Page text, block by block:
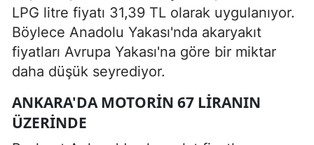
LPG litre fiyatı 31,39 TL olarak uygulanıyor.
Böylece Anadolu Yakası'nda akaryakıt
fiyatları Avrupa Yakası'na göre bir miktar
daha düşük seyrediyor.
ANKARA'DA MOTORIN 67 LIRANIN
ÜZERINDE